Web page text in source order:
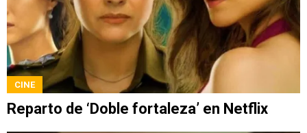
CINE
Reparto de ‘Doble fortaleza’ en Netflix